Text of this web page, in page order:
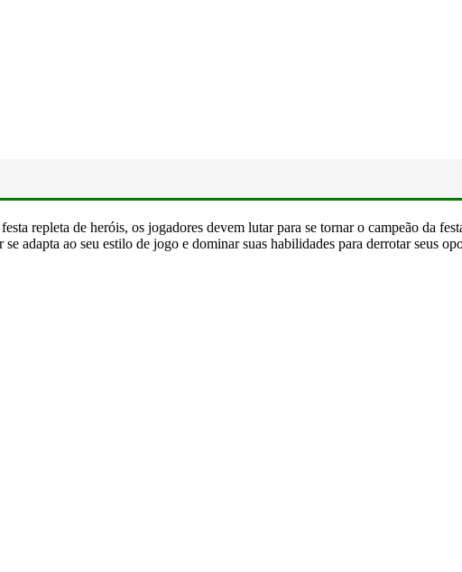
repleta de heróis, os jogadores devem lutar para se tornar o campeão da
adapta ao seu estilo de jogo e dominar suas habilidades para derrotar seus